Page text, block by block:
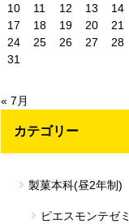
10
11 12 13 14
17
18 19 20 21
24
25 26 27 28
31
« 7月
カテゴリー
製菓本科(昼2年制)
ピエスモンテゼミ